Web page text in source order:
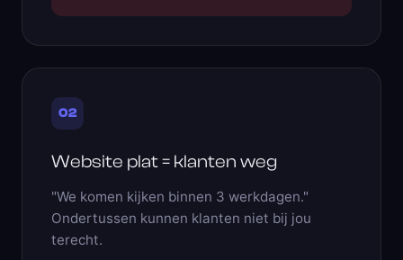
02
Website plat = klanten weg
"We komen kijken binnen 3 werkdagen."
Ondertussen kunnen klanten niet bij jou
terecht.